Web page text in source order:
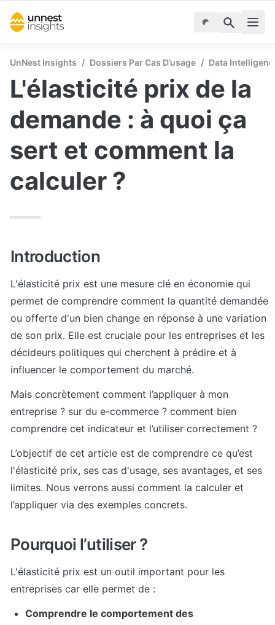
UnNest Insights / Dossiers Par Cas D’usage / Data
L'élasticité prix de la
demande : à quoi ça
sert et comment la
calculer ?
Introduction
L'élasticité prix est une mesure clé en économie qui
permet de comprendre comment la quantité demandée
ou offerte d'un bien change en réponse à une variation
de son prix. Elle est cruciale pour les entreprises et les
décideurs politiques qui cherchent à prédire et à
influencer le comportement du marché.
Mais concrètement comment l’appliquer à mon
entreprise ? sur du e-commerce ? comment bien
comprendre cet indicateur et l’utiliser correctement ?
L’objectif de cet article est de comprendre ce qu’est
l'élasticité prix, ses cas d'usage, ses avantages, et ses
limites. Nous verrons aussi comment la calculer et
l’appliquer via des exemples concrets.
Pourquoi l’utiliser ?
L'élasticité prix est un outil important pour les
entreprises car elle permet de :
Comprendre le comportement des